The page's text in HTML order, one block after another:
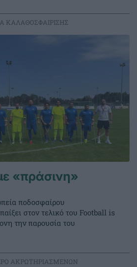
ΚΑΛΑΘΟΣΦΑΙΡΙΣΗΣ
«πράσινη»
ποδοσφαίρου
στον τελικό του Football is
την παρουσία του
ΑΚΡΩΤΗΡΙΑΣΜΕΝΩΝ